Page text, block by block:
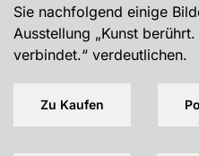
Sie nachfolgend einige
Ausstellung „Kunst
verbindet.“ verdeutlichen.
Zu Kaufen